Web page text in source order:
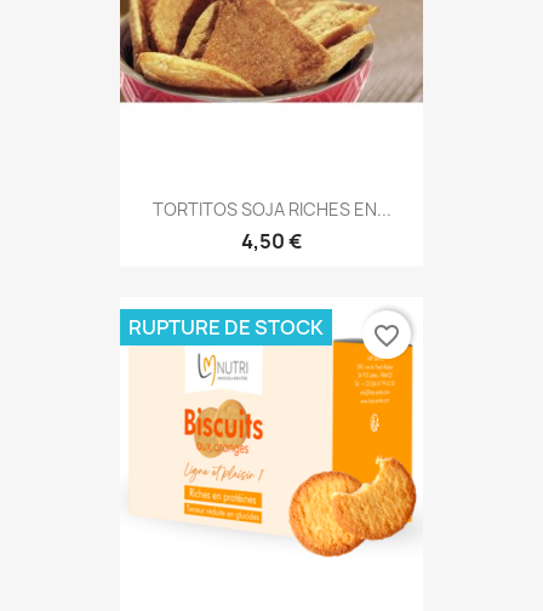
TORTITOS SOJA RICHES EN...
4,50 €
RUPTURE DE STOCK favorite_border